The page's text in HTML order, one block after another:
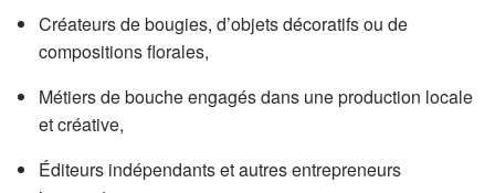
Créateurs de bougies, d’objets décoratifs ou de
compositions florales,
Métiers de bouche engagés dans une production locale
et créative,
Éditeurs indépendants et autres entrepreneurs